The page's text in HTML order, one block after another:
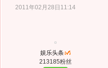
2011年02月28日11:14
娱乐头条
213185粉丝